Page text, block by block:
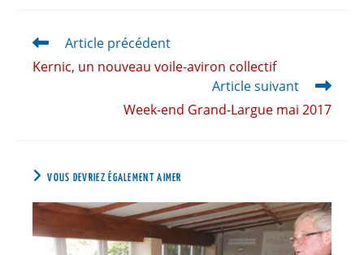
Article précédent
Kernic, un nouveau voile-aviron collectif
Article suivant
Week-end Grand-Largue mai 2017
VOUS DEVRIEZ ÉGALEMENT AIMER